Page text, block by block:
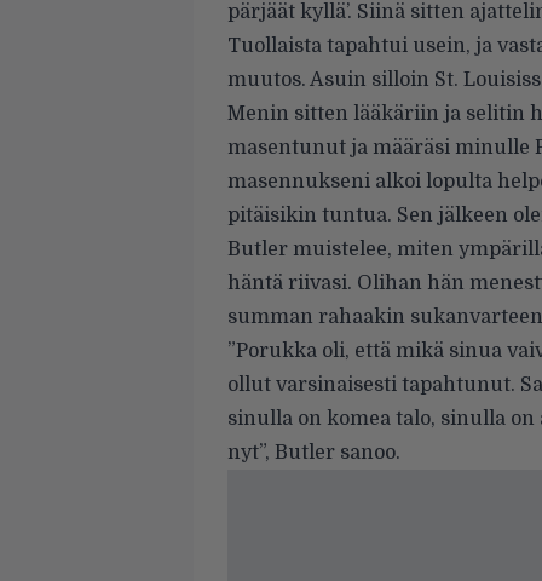
pärjäät kyllä’. Siinä sitten
Tuollaista tapahtui usein, ja
muutos. Asuin silloin St.
Menin sitten lääkäriin ja selitin
masentunut ja määräsi minulle
masennukseni alkoi lopulta
pitäisikin tuntua. Sen jälkeen
Butler muistelee, miten
häntä riivasi. Olihan hän
summan rahaakin
”Porukka oli, että mikä sinua
ollut varsinaisesti tapahtunut.
sinulla on komea talo, sinulla
nyt”, Butler sanoo.